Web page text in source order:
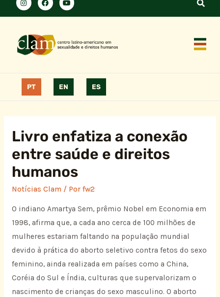
PT EN ES
Livro enfatiza a conexão
entre saúde e direitos
humanos
Notícias Clam/ Por fw2
O indiano Amartya Sem, prêmio Nobel em Economia em
1998, afirma que, a cada ano cerca de 100 milhões de
mulheres estariam faltando na população mundial
devido à prática do aborto seletivo contra fetos do sexo
feminino, ainda realizada em países como a China,
Coréia do Sul e Índia, culturas que supervalorizam o
nascimento de crianças do sexo masculino. O aborto